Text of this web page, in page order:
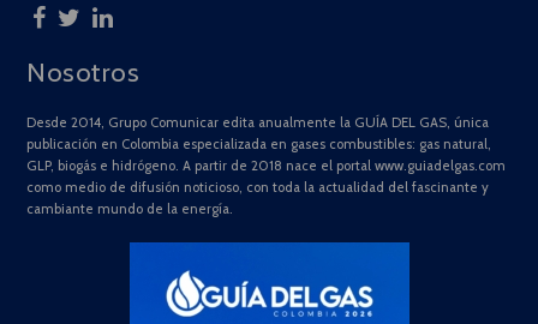
Nosotros
Desde 2014, Grupo Comunicar edita anualmente la GUÍA DEL GAS, única
publicación en Colombia especializada en gases combustibles: gas natural,
GLP, biogás e hidrógeno. A partir de 2018 nace el portal www.guiadelgas.com
como medio de difusión noticioso, con toda la actualidad del fascinante y
cambiante mundo de la energía.